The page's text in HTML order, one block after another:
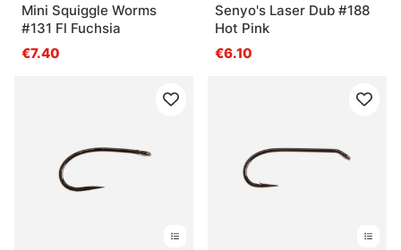
Mini Squiggle Worms
#131 Fl Fuchsia
€7.40
Senyo's Laser Dub #188
Hot Pink
€6.10